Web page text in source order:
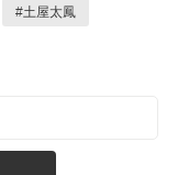
#土屋太鳳